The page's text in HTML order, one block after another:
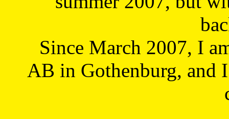
Since March 2007, I
AB in Gothenburg, and